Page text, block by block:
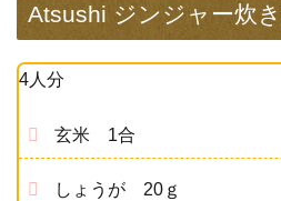
Atsushi ジンジャー炊
4人分
玄米 1合
しょうが 20ｇ